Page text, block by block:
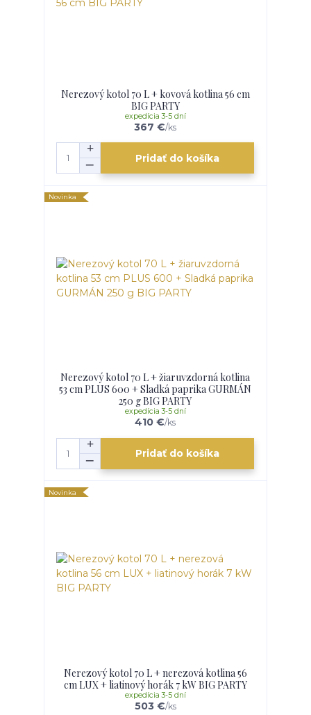
Nerezový kotol 70 L + kovová kotlina 56 cm
BIG PARTY
367 €/ks
expedícia 3-5 dní
Pridať do košíka
Novinka
Nerezový kotol 70 L + žiaruvzdorná kotlina
53 cm PLUS 600 + Sladká paprika GURMÁN
250 g BIG PARTY
410 €/ks
expedícia 3-5 dní
Pridať do košíka
Novinka
Nerezový kotol 70 L + nerezová kotlina 56
cm LUX + liatinový horák 7 kW BIG PARTY
503 €/ks
expedícia 3-5 dní